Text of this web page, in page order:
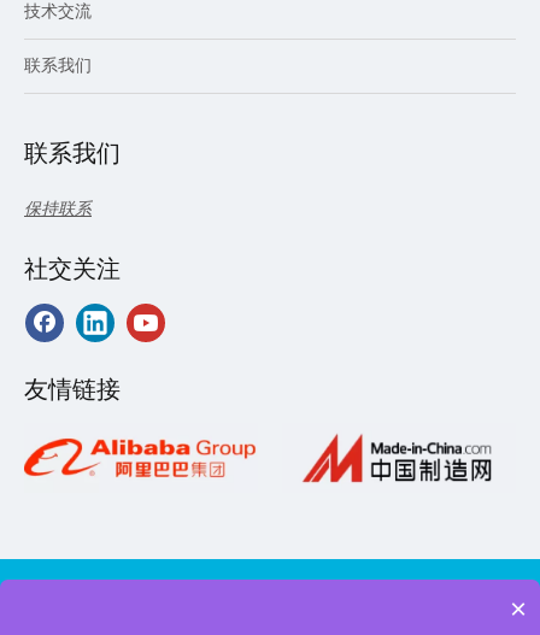
技术交流
联系我们
联系我们
保持联系
社交关注
友情链接
×